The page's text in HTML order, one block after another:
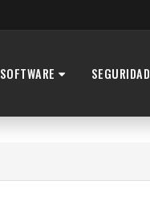
SOFTWARE SEGURIDAD